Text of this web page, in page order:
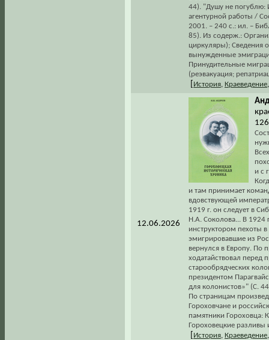
44). "Душу не погублю:
агентурной работы /
2001. – 240 с.: ил. –
85). Из содерж.:
циркуляры); Сведения
вынужденные
Принудительные
(реэвакуация;
История Краеведение
12.06.2026
и с
и там принимает
вдовствующей
1919 г. он следует в
Н.А. Соколова... В 1924
инструктором пехоты
эмигрировавшие из
вернулся в Европу. По
ходатайствовал перед
старообрядческих
президентом
для колонистов»" (С.
По страницам
Гороховчане и
памятники Гороховца:
Гороховецкие разливы
История Краеведение